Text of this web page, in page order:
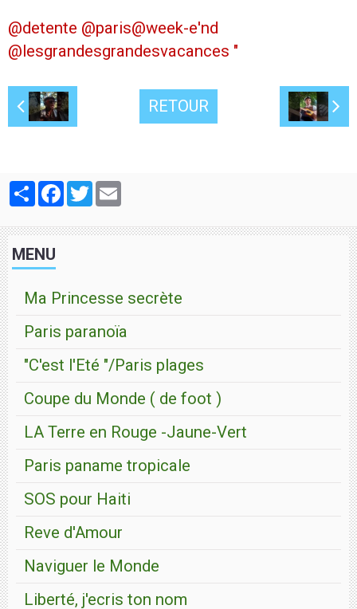
@detente @paris@week-e'nd
@lesgrandesgrandesvacances "
RETOUR
PartagerFacebook
Twitter
MENU
Ma Princesse secrète
Paris paranoïa
"C'est l'Eté "/Paris plages
Coupe du Monde ( de foot )
LA Terre en Rouge -Jaune-Vert
Paris paname tropicale
SOS pour Haiti
Reve d'Amour
Naviguer le Monde
Liberté, j'ecris ton nom